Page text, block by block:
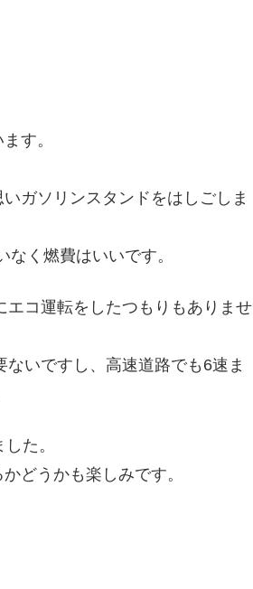
す。
ガソリンスタンドをはしごしま
く燃費はいいです。
コ運転をしたつもりもありませ
いですし、高速道路でも6速ま
た。
どうかも楽しみです。